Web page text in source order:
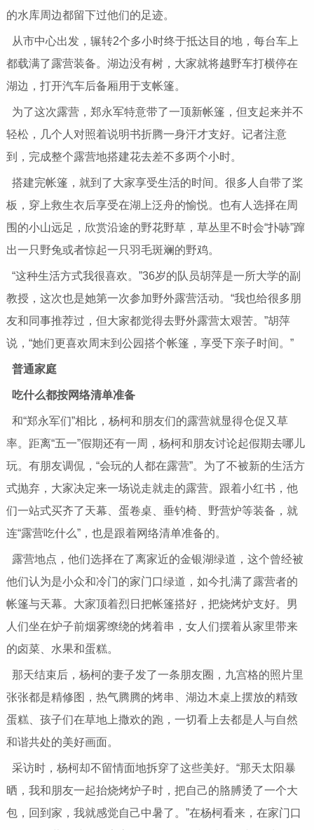
的水库周边都留下过他们的足迹。
从市中心出发，辗转2个多小时终于抵达目的地，每台车上
都载满了露营装备。湖边没有树，大家就将越野车打横停在
湖边，打开汽车后备厢用于支帐篷。
为了这次露营，郑永军特意带了一顶新帐篷，但支起来并不
轻松，几个人对照着说明书折腾一身汗才支好。记者注意
到，完成整个露营地搭建花去差不多两个小时。
搭建完帐篷，就到了大家享受生活的时间。很多人自带了桨
板，穿上救生衣后享受在湖上泛舟的愉悦。也有人选择在周
围的小山远足，欣赏沿途的野花野草，草丛里不时会“扑哧”蹿
出一只野兔或者惊起一只羽毛斑斓的野鸡。
“这种生活方式我很喜欢。”36岁的队员胡萍是一所大学的副
教授，这次也是她第一次参加野外露营活动。“我也给很多朋
友和同事推荐过，但大家都觉得去野外露营太艰苦。”胡萍
说，“她们更喜欢周末到公园搭个帐篷，享受下亲子时间。”
普通家庭
吃什么都按网络清单准备
和“郑永军们”相比，杨柯和朋友们的露营就显得仓促又草
率。距离“五一”假期还有一周，杨柯和朋友讨论起假期去哪儿
玩。有朋友调侃，“会玩的人都在露营”。为了不被新的生活方
式抛弃，大家决定来一场说走就走的露营。跟着小红书，他
们一站式买齐了天幕、蛋卷桌、垂钓椅、野营炉等装备，就
连“露营吃什么”，也是跟着网络清单准备的。
露营地点，他们选择在了离家近的金银湖绿道，这个曾经被
他们认为是小众和冷门的家门口绿道，如今扎满了露营者的
帐篷与天幕。大家顶着烈日把帐篷搭好，把烧烤炉支好。男
人们坐在炉子前烟雾缭绕的烤着串，女人们摆着从家里带来
的卤菜、水果和蛋糕。
那天结束后，杨柯的妻子发了一条朋友圈，九宫格的照片里
张张都是精修图，热气腾腾的烤串、湖边木桌上摆放的精致
蛋糕、孩子们在草地上撒欢的跑，一切看上去都是人与自然
和谐共处的美好画面。
采访时，杨柯却不留情面地拆穿了这些美好。“那天太阳暴
晒，我和朋友一起抬烧烤炉子时，把自己的胳膊烫了一个大
包，回到家，我就感觉自己中暑了。”在杨柯看来，在家门口